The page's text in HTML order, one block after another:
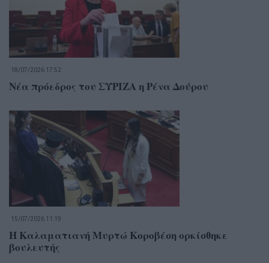
18/07/2026 17:52
Νέα πρόεδρος του ΣΥΡΙΖΑ η Ρένα Δούρου
15/07/2026 11:19
Η Καλαματιανή Μυρτώ Κοροβέση ορκίσθηκε
βουλευτής